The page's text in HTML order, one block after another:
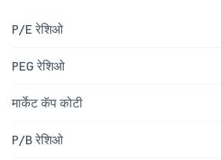
P/E रेशिओ
PEG रेशिओ
मार्केट कॅप कोटी
P/B रेशिओ